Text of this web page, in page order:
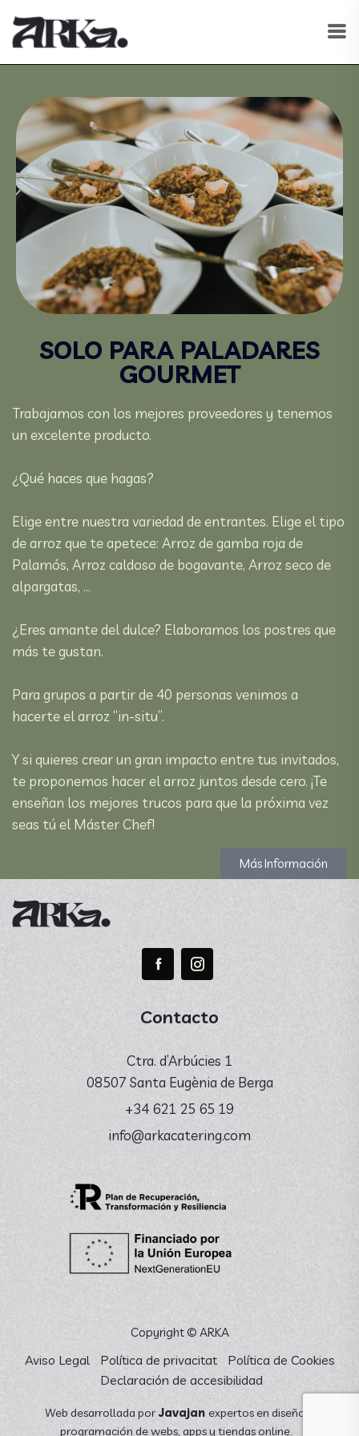
SOLO PARA PALADARES
GOURMET
Trabajamos con los mejores proveedores y tenemos
un excelente producto.
¿Qué haces que hagas?
Elige entre nuestra variedad de entrantes. Elige el tipo
de arroz que te apetece: Arroz de gamba roja de
Palamós, Arroz caldoso de bogavante, Arroz seco de
alpargatas, ...
¿Eres amante del dulce? Elaboramos los postres que
más te gustan.
Para grupos a partir de 40 personas venimos a
hacerte el arroz “in-situ”.
Y si quieres crear un gran impacto entre tus invitados,
te proponemos hacer el arroz juntos desde cero. ¡Te
enseñan los mejores trucos para que la próxima vez
seas tú el Máster Chef!
Más Información
Contacto
Ctra. d’Arbúcies 1
08507 Santa Eugènia de Berga
+34 621 25 65 19
info@arkacatering.com
Copyright © ARKA
Aviso Legal Política de privacitat
Política de Cookies
Declaración de accesibilidad
Web desarrollada porJavajan expertos en diseño y
programación de webs, apps y tiendas online.